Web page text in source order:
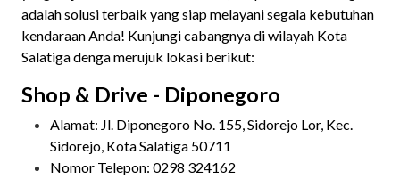
adalah solusi terbaik yang siap melayani segala kebutuhan
kendaraan Anda! Kunjungi cabangnya di wilayah Kota
Salatiga denga merujuk lokasi berikut:
Shop & Drive - Diponegoro
Alamat: Jl. Diponegoro No. 155, Sidorejo Lor, Kec.
Sidorejo, Kota Salatiga 50711
Nomor Telepon: 0298 324162